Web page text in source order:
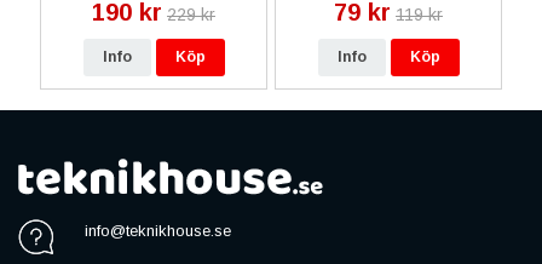
190 kr 229 kr
Info Köp
79 kr 119 kr
Info Köp
info@teknikhouse.se